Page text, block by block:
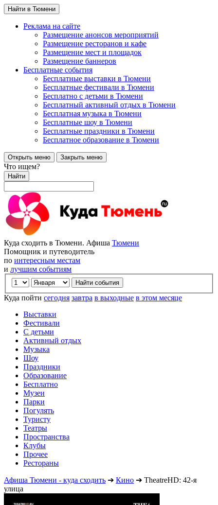
Найти в Тюмени
Реклама на сайте
Размещение анонсов мероприятий
Размещение ресторанов и кафе
Размещение мест и площадок
Размещение баннеров
Бесплатные события
Бесплатные выставки в Тюмени
Бесплатные фестивали в Тюмени
Бесплатно с детьми в Тюмени
Бесплатный активный отдых в Тюмени
Бесплатная музыка в Тюмени
Бесплатные шоу в Тюмени
Бесплатные праздники в Тюмени
Бесплатное образование в Тюмени
Открыть меню Закрыть меню
Что ищем?
Найти
Куда сходить в Тюмени. Афиша Тюмени
Помощник и путеводитель
по интересным местам
и лучшим событиям
Куда пойти сегодня завтра в выходные в этом месяце
Выставки
Фестивали
С детьми
Активный отдых
Музыка
Шоу
Праздники
Образование
Бесплатно
Музеи
Парки
Погулять
Туристу
Театры
Пространства
Клубы
Прочее
Рестораны
Афиша Тюмени - куда сходить ➔ Кино ➔ TheatreHD: 42-я
улица